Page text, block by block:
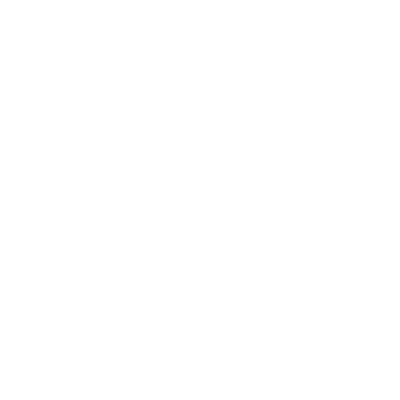
ovládání dělají z focení skvělou zábavu,